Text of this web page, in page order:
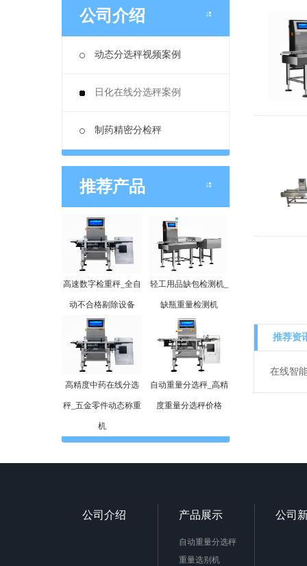
公司介绍
动态分选秤视频案例
日化在线分选秤案例
制药精密分检秤
推荐产品
高速数字检重秤_全自
动不合格剔除设备
轻工用品缺包检测机_
缺瓶重量检测机
高精度中药在线分选
秤_五金零件动态称重
机
自动重量分选秤_高精
度重量分选秤价格
推荐资
在线智
公司介绍 产品展示
自动重量分选秤
重量选别机
公司